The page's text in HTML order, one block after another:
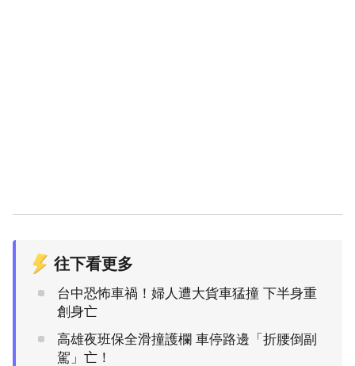
往下看更多
台中恐怖車禍！婦人遭大貨車猛撞 下半身重
創身亡
高雄夜班保全滑撞護欄 車停路邊「折腰倒副
駕」亡！